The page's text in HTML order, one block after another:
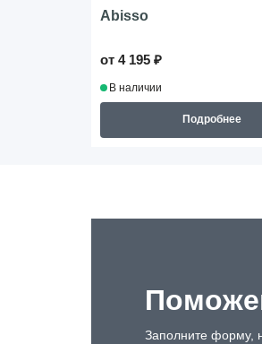
Abisso
от 4 195 ₽
В наличии
Подробнее
Заполните форму,